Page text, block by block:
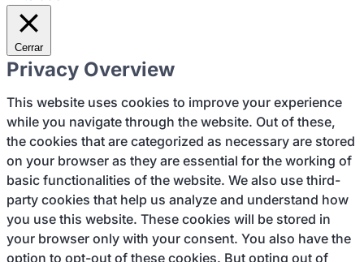
Cerrar
Privacy Overview
This website uses cookies to improve your experience
while you navigate through the website. Out of these,
the cookies that are categorized as necessary are stored
on your browser as they are essential for the working of
basic functionalities of the website. We also use third-
party cookies that help us analyze and understand how
you use this website. These cookies will be stored in
your browser only with your consent. You also have the
option to opt-out of these cookies. But opting out of